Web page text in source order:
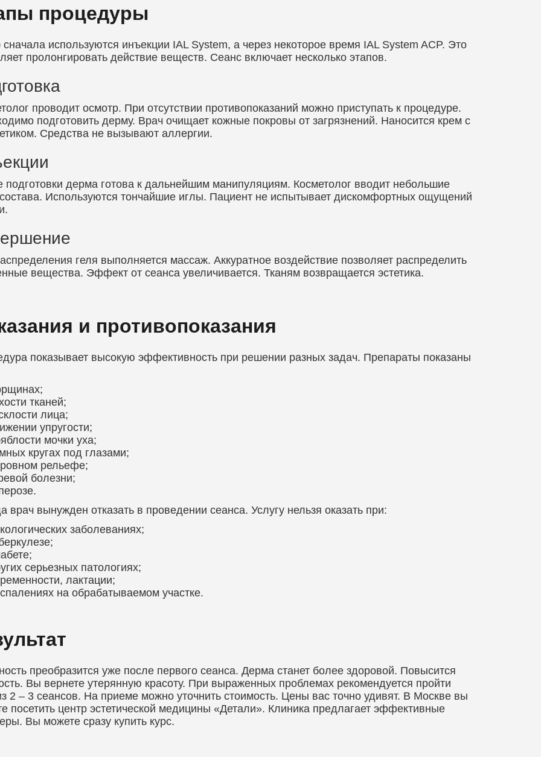
процедуры
сначала используются инъекции IAL System, а через некоторое время IAL System ACP. Это
пролонгировать действие веществ. Сеанс включает несколько этапов.
проводит осмотр. При отсутствии противопоказаний можно приступать к процедуре.
подготовить дерму. Врач очищает кожные покровы от загрязнений. Наносится крем с
Средства не вызывают аллергии.
подготовки дерма готова к дальнейшим манипуляциям. Косметолог вводит небольшие
Используются тончайшие иглы. Пациент не испытывает дискомфортных ощущений
геля выполняется массаж. Аккуратное воздействие позволяет распределить
вещества. Эффект от сеанса увеличивается. Тканям возвращается эстетика.
и противопоказания
показывает высокую эффективность при решении разных задач. Препараты показаны
тканей;
лица;
упругости;
мочки уха;
кругах под глазами;
рельефе;
болезни;
врач вынужден отказать в проведении сеанса. Услугу нельзя оказать при:
заболеваниях;
серьезных патологиях;
лактации;
на обрабатываемом участке.
преобразится уже после первого сеанса. Дерма станет более здоровой. Повысится
Вы вернете утерянную красоту. При выраженных проблемах рекомендуется пройти
2 – 3 сеансов. На приеме можно уточнить стоимость. Цены вас точно удивят. В Москве вы
посетить центр эстетической медицины «Детали». Клиника предлагает эффективные
Вы можете сразу купить курс.